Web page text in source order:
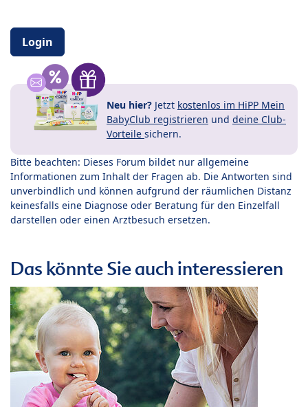
Login
Neu hier? Jetzt kostenlos im HiPP Mein
BabyClub registrieren und deine Club-
Vorteile sichern.
Bitte beachten: Dieses Forum bildet nur allgemeine
Informationen zum Inhalt der Fragen ab. Die Antworten sind
unverbindlich und können aufgrund der räumlichen Distanz
keinesfalls eine Diagnose oder Beratung für den Einzelfall
darstellen oder einen Arztbesuch ersetzen.
Das könnte Sie auch interessieren